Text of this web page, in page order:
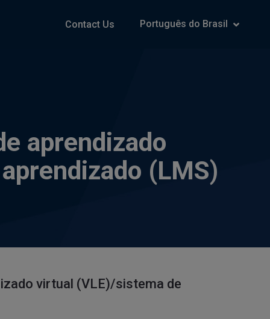
Contact Us Português do Brasil
aprendizado
(LMS)
virtual (VLE)/sistema de